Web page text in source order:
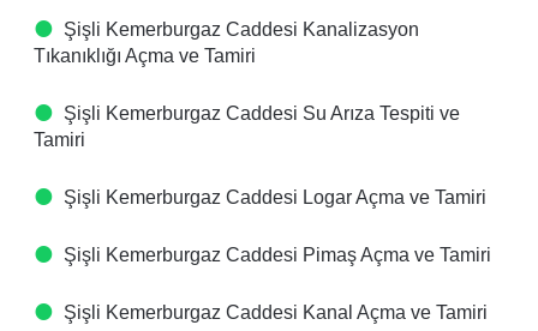
Şişli Kemerburgaz Caddesi Kanalizasyon
Tıkanıklığı Açma ve Tamiri
Şişli Kemerburgaz Caddesi Su Arıza Tespiti ve
Tamiri
Şişli Kemerburgaz Caddesi Logar Açma ve Tamiri
Şişli Kemerburgaz Caddesi Pimaş Açma ve Tamiri
Şişli Kemerburgaz Caddesi Kanal Açma ve Tamiri